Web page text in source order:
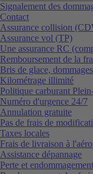
Signalement des
Contact
Assurance collision
Assurance vol (TP)
Une assurance RC
Remboursement de la
Bris de glace,
Kilométrage illimité
Politique carburant
Numéro d'urgence 24/7
Annulation gratuite
Pas de frais de
Taxes locales
Frais de livraison à
Assistance dépannage
Perte et